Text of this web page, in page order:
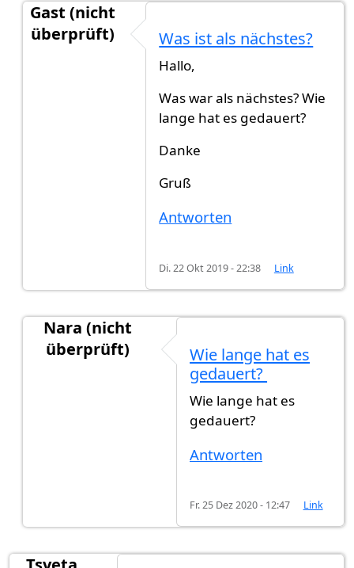
Gast (nicht
überprüft)
Was ist als nächstes?vonyasemin
Was ist als nächstes?
Hallo,
Was war als nächstes? Wie
lange hat es gedauert?
Danke
Gruß
Antworten
Di. 22 Okt 2019 - 22:38 Link
Nara (nicht
überprüft)
Was ist als nächstes?vonyasemin
Wie lange hat es
gedauert?
Wie lange hat es
gedauert?
Antworten
Fr. 25 Dez 2020 - 12:47 Link